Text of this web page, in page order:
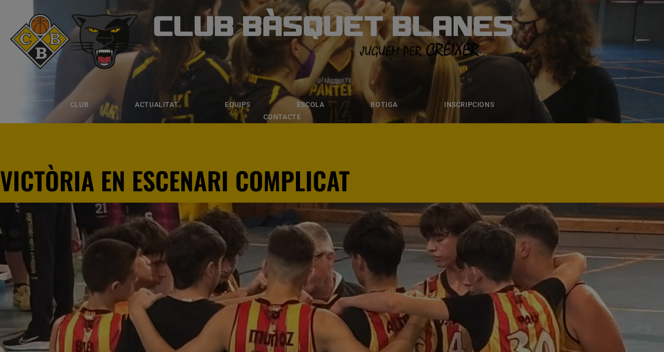
CLUB BÀSQUET BLANES
CLUB ACTUALITAT EQUIPS ESCOLA BOTIGA
INSCRIPCIONS
CONTACTE
CLUB BÀSQUET BLANES
ACTUALITAT ESCOLA BOTIGA INSCRIPCIONS
VICTÒRIA EN ESCENARI COMPLICAT